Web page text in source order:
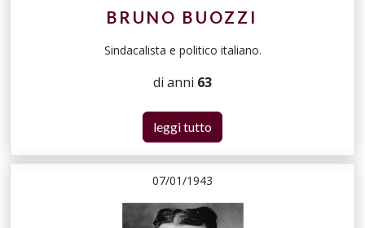
BRUNO BUOZZI
Sindacalista e politico italiano.
di anni 63
leggi tutto
07/01/1943